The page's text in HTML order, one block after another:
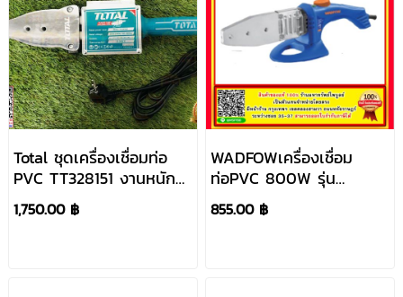
Total ชุดเครื่องเชื่อมท่อ
PVC TT328151 งานหนัก
ขนาดท่อ 20 - 63 มม.
1500W 800/1500W
1,750.00 ฿
WADFOWเครื่องเชื่อม
ท่อPVC 800W รุ่น
WWM1L15
855.00 ฿